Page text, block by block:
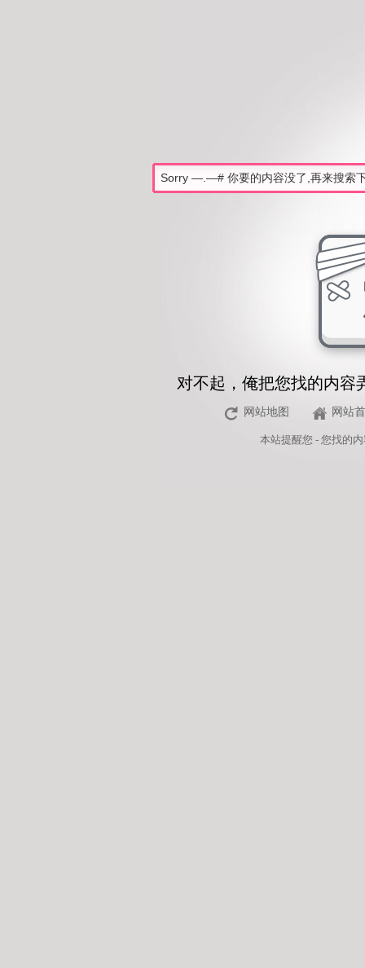
对不起，俺把您找的内容
网站地图 网站
本站提醒您 - 您找的